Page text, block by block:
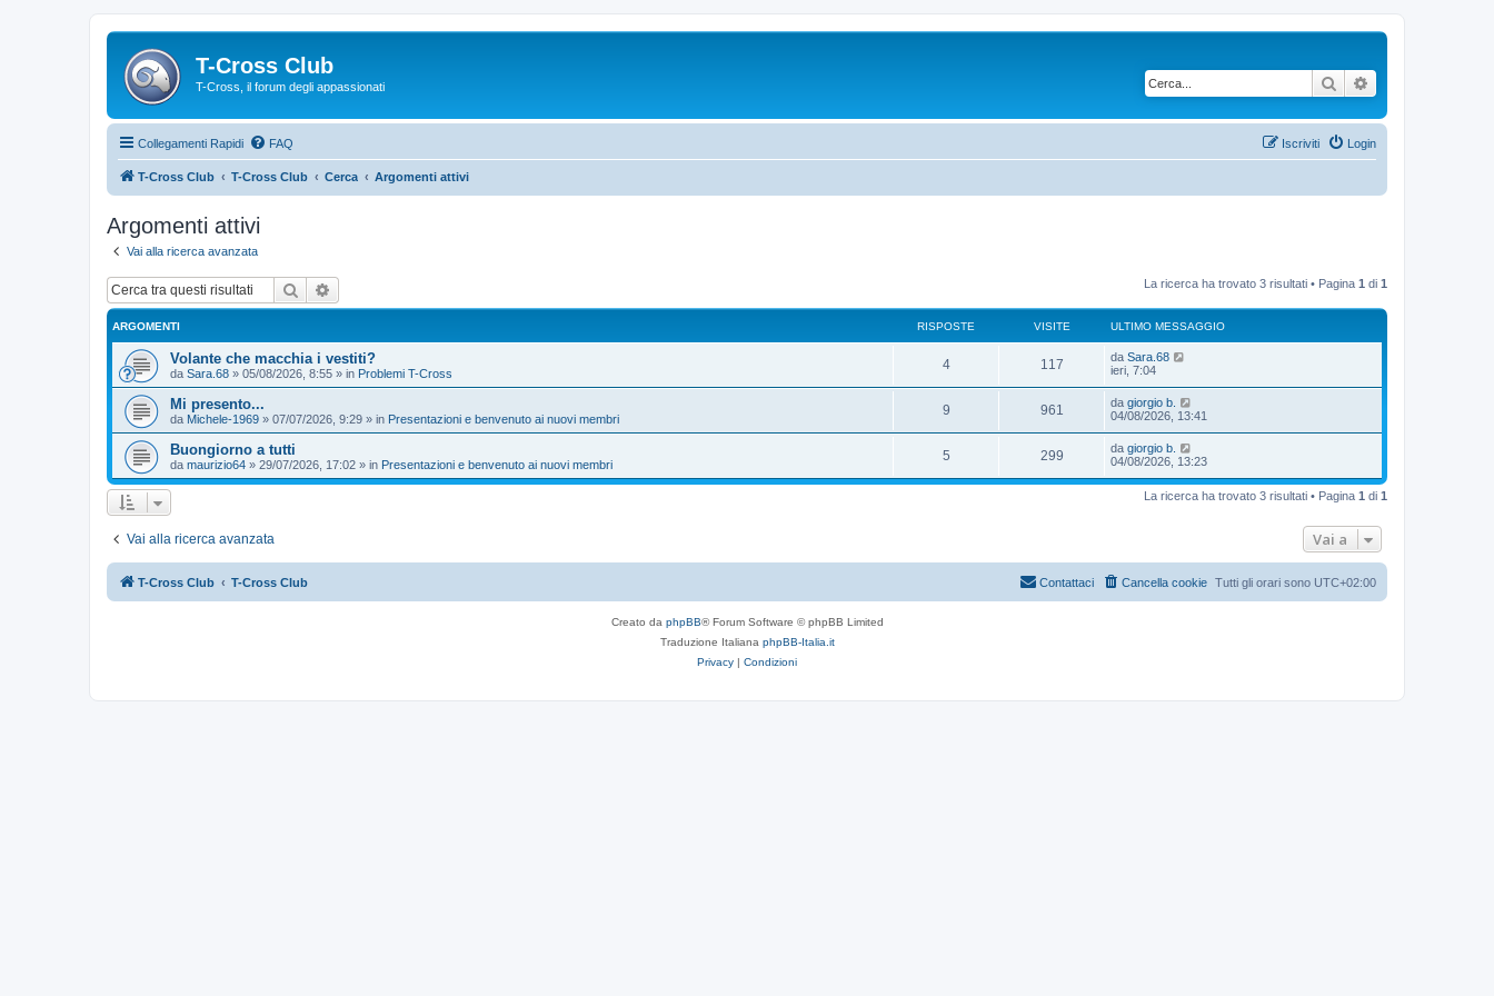
T-Cross Club
T-Cross, il forum degli appassionati Cerca
Collegamenti Rapidi FAQ Login
Iscriviti
T-Cross Club T-Cross Club Cerca Argomenti attivi
Argomenti attivi
Vai alla ricerca avanzata
Cerca La ricerca ha trovato 3 risultati • Pagina 1 di 1
ARGOMENTI RISPOSTE VISITE ULTIMO MESSAGGIO
Volante che macchia i vestiti?
da Sara.68 » 05/08/2026, 8:55 » in Problemi T-Cross
4 117 da Sara.68
ieri, 7:04
Mi presento...
da Michele-1969 » 07/07/2026, 9:29 » in Presentazioni e benvenuto ai nuovi membri
9 961 da giorgio b.
04/08/2026, 13:41
Buongiorno a tutti
da maurizio64 » 29/07/2026, 17:02 » in Presentazioni e benvenuto ai nuovi membri
5 299 da giorgio b.
04/08/2026, 13:23
La ricerca ha trovato 3 risultati • Pagina 1 di 1
Vai alla ricerca avanzata Vai a
T-Cross Club T-Cross Club Tutti gli orari sono UTC+02:00
Cancella cookie
Contattaci
Creato da phpBB® Forum Software © phpBB Limited
Traduzione Italiana phpBB-Italia.it
Privacy | Condizioni